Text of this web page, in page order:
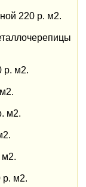
220 р. м2.
р. м2.
м2.
м2.
р. м2.